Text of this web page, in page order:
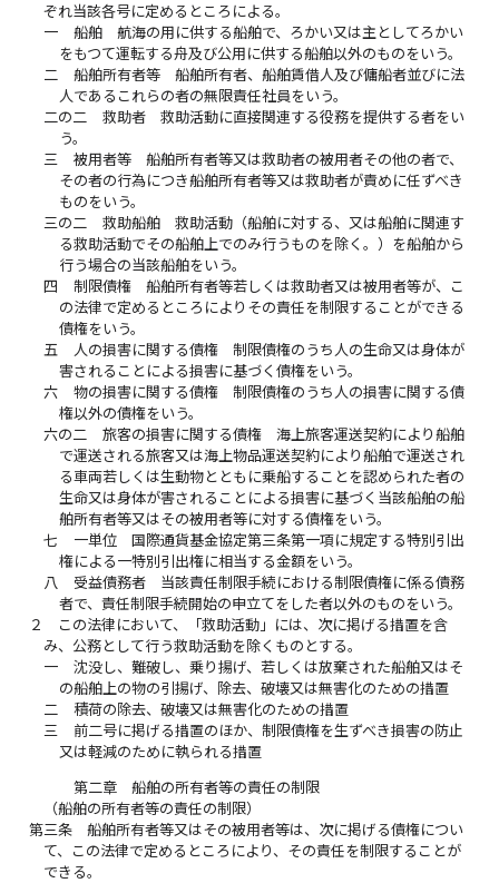
ぞれ当該各号に定めるところによる。
一
船舶 航海の用に供する船舶で、ろかい又は主としてろかい
をもつて運転する舟及び公用に供する船舶以外のものをいう。
二
船舶所有者等 船舶所有者、船舶賃借人及び傭船者並びに法
人であるこれらの者の無限責任社員をいう。
二の二
救助者 救助活動に直接関連する役務を提供する者をい
う。
三
被用者等 船舶所有者等又は救助者の被用者その他の者で、
その者の行為につき船舶所有者等又は救助者が責めに任ずべき
ものをいう。
三の二
救助船舶 救助活動（船舶に対する、又は船舶に関連す
る救助活動でその船舶上でのみ行うものを除く。）を船舶から
行う場合の当該船舶をいう。
四
制限債権 船舶所有者等若しくは救助者又は被用者等が、こ
の法律で定めるところによりその責任を制限することができる
債権をいう。
五
人の損害に関する債権 制限債権のうち人の生命又は身体が
害されることによる損害に基づく債権をいう。
六
物の損害に関する債権 制限債権のうち人の損害に関する債
権以外の債権をいう。
六の二
旅客の損害に関する債権 海上旅客運送契約により船舶
で運送される旅客又は海上物品運送契約により船舶で運送され
る車両若しくは生動物とともに乗船することを認められた者の
生命又は身体が害されることによる損害に基づく当該船舶の船
舶所有者等又はその被用者等に対する債権をいう。
七
一単位 国際通貨基金協定第三条第一項に規定する特別引出
権による一特別引出権に相当する金額をいう。
八
受益債務者 当該責任制限手続における制限債権に係る債務
者で、責任制限手続開始の申立てをした者以外のものをいう。
２
この法律において、「救助活動」には、次に掲げる措置を含
み、公務として行う救助活動を除くものとする。
一
沈没し、難破し、乗り揚げ、若しくは放棄された船舶又はそ
の船舶上の物の引揚げ、除去、破壊又は無害化のための措置
二
積荷の除去、破壊又は無害化のための措置
三
前二号に掲げる措置のほか、制限債権を生ずべき損害の防止
又は軽減のために執られる措置
第二章 船舶の所有者等の責任の制限
（船舶の所有者等の責任の制限）
第三条
船舶所有者等又はその被用者等は、次に掲げる債権につい
て、この法律で定めるところにより、その責任を制限することが
できる。